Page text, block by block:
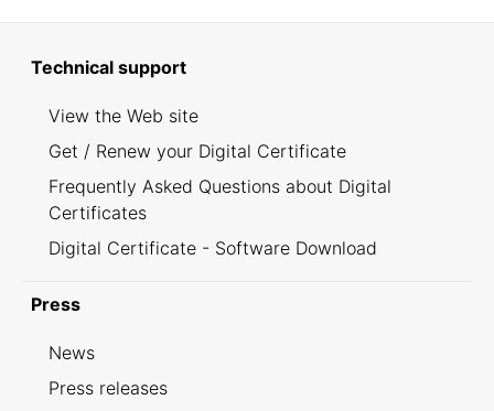
Technical support
View the Web site
Get / Renew your Digital Certificate
Frequently Asked Questions about Digital
Certificates
Digital Certificate - Software Download
Press
News
Press releases